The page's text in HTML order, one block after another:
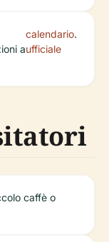
a
calendario
ufficiale
.
caffè o